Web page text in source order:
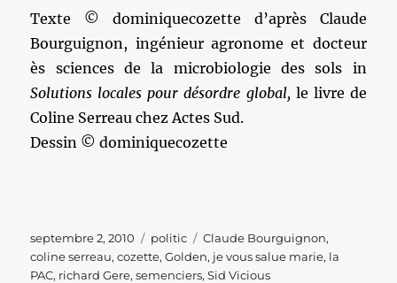
Texte © dominiquecozette d’après Claude
Bourguignon, ingénieur agronome et docteur
ès sciences de la microbiologie des sols in
Solutions locales pour désordre global, le livre de
Coline Serreau chez Actes Sud.
Dessin © dominiquecozette
Publié
le
septembre 2, 2010 Catégories
politic Étiquettes
Claude Bourguignon,
coline serreau,cozette,Golden, je vous salue marie, la
PAC, richard Gere,semenciers,Sid Vicious